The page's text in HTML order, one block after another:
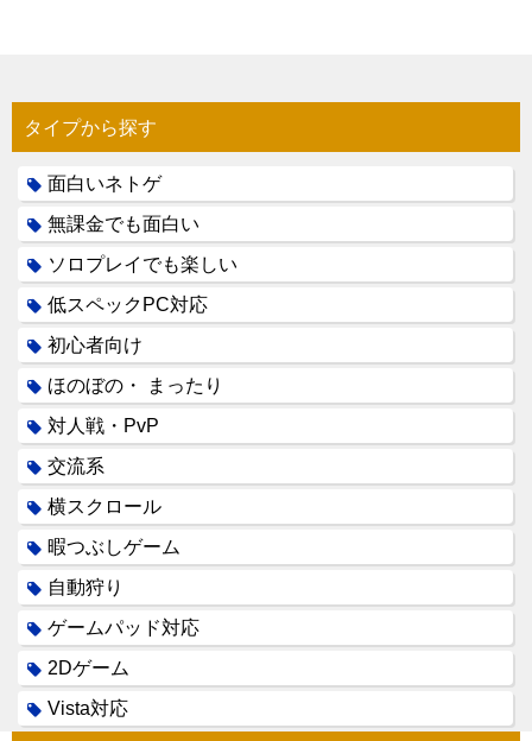
タイプから探す
面白いネトゲ
無課金でも面白い
ソロプレイでも楽しい
低スペックPC対応
初心者向け
ほのぼの・ まったり
対人戦・PvP
交流系
横スクロール
暇つぶしゲーム
自動狩り
ゲームパッド対応
2Dゲーム
Vista対応